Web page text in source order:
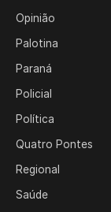
Opinião
Palotina
Paraná
Policial
Política
Quatro Pontes
Regional
Saúde